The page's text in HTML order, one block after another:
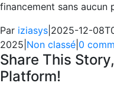
financement sans aucun
Par iziasys 2025-12-
2025 Non classé 0
Share This
Platform!